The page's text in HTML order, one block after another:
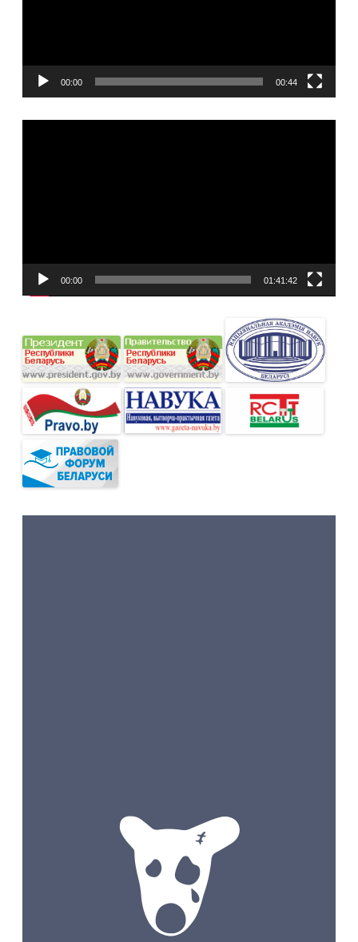
00:00 00:44
Видеоплеер
00:00 01:41:42